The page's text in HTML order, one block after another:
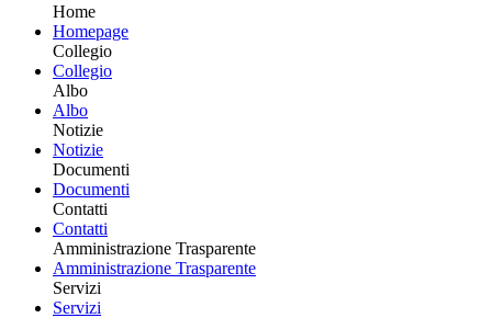
Home
Homepage
Collegio
Collegio
Albo
Albo
Notizie
Notizie
Documenti
Documenti
Contatti
Contatti
Amministrazione Trasparente
Amministrazione Trasparente
Servizi
Servizi